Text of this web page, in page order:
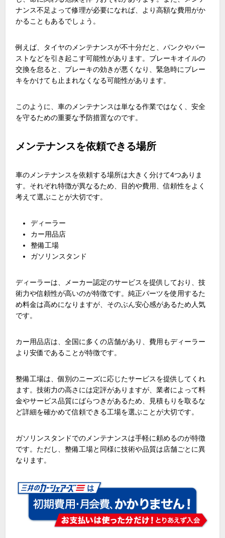
ナンス不足よって修理が必要になれば、より高額な費用がか
かることもあるでしょう。
例えば、タイヤのメンテナンスが不十分だと、パンクやバー
ストなどを引き起こす可能性があります。ブレーキオイルの
交換を怠ると、ブレーキの効きが悪くなり、緊急時にブレー
キをかけても止まれなくなる可能性があります。
このように、車のメンテナンスは単なる作業ではなく、安全
を守るための重要な予防措置なのです。
メンテナンスを依頼できる場所
車のメンテナンスを依頼する場所は大きく分けて4つありま
す。それぞれ特徴が異なるため、目的や費用、信頼性をよく
考えて選ぶことが大切です。
ディーラー
カー用品店
整備工場
ガソリンスタンド
ディーラーは、メーカー認定のサービスを提供しており、技
術力や信頼性が高いのが特徴です。純正パーツを使用するた
め料金は高めになりますが、そのぶん安心感があるため人気
です。
カー用品店は、全国に多くの店舗があり、費用もディーラー
より安価であることが特徴です。
整備工場は、個別のニーズに応じたサービスを提供してくれ
ます。技術力の高さには定評がありますが、業者によって料
金やサービス品質にばらつきがあるため、見積もりを取るな
ど詳細を確かめて信頼できる工場を選ぶことが大切です。
ガソリンスタンドでのメンテナンスは手軽に頼めるのが特徴
です。ただし、整備工場と同様に技術や品質は店舗ごとに異
なります。